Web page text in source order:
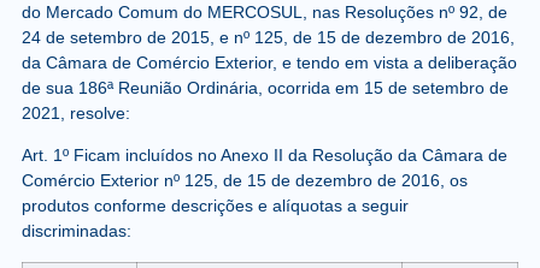
do Mercado Comum do MERCOSUL, nas Resoluções nº 92, de
24 de setembro de 2015, e nº 125, de 15 de dezembro de 2016,
da Câmara de Comércio Exterior, e tendo em vista a deliberação
de sua 186ª Reunião Ordinária, ocorrida em 15 de setembro de
2021, resolve:
Art. 1º Ficam incluídos no Anexo II da Resolução da Câmara de
Comércio Exterior nº 125, de 15 de dezembro de 2016, os
produtos conforme descrições e alíquotas a seguir
discriminadas: